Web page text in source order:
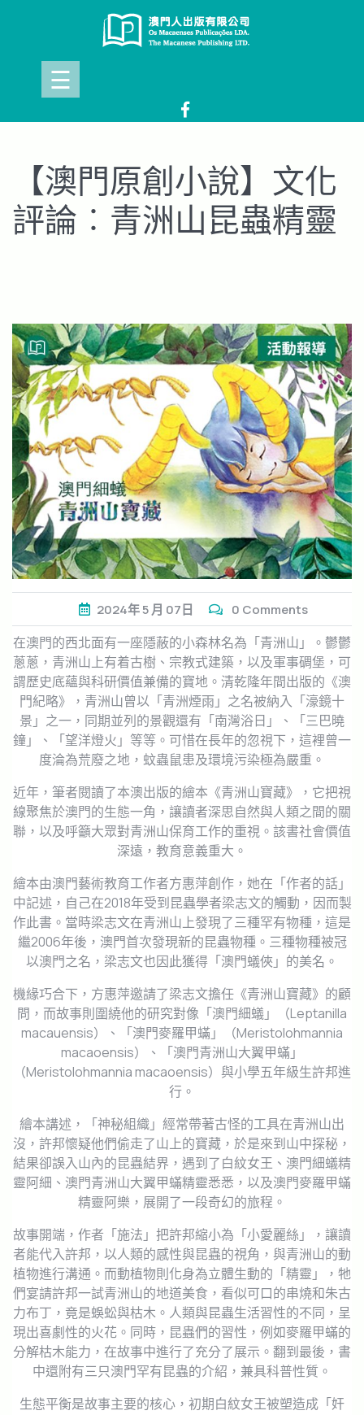
☰
【澳門原創小說】文化
評論︰青洲山昆蟲精靈
2024年5 月 07日 0 Comments
在澳門的西北面有一座隱蔽的小森林名為「青洲山」。鬱鬱
蔥蔥，青洲山上有着古樹、宗教式建築，以及軍事碉堡，可
謂歷史底蘊與科研價值兼備的寶地。清乾隆年間出版的《澳
門紀略》，青洲山曾以「青洲煙雨」之名被納入「濠鏡十
景」之一，同期並列的景觀還有「南灣浴日」、「三巴曉
鐘」、「望洋燈火」等等。可惜在長年的忽視下，這裡曾一
度淪為荒廢之地，蚊蟲鼠患及環境污染極為嚴重。
近年，筆者閱讀了本澳出版的繪本《青洲山寶藏》，它把視
線聚焦於澳門的生態一角，讓讀者深思自然與人類之間的關
聯，以及呼籲大眾對青洲山保育工作的重視。該書社會價值
深遠，教育意義重大。
繪本由澳門藝術教育工作者方惠萍創作，她在「作者的話」
中記述，自己在2018年受到昆蟲學者梁志文的觸動，因而製
作此書。當時梁志文在青洲山上發現了三種罕有物種，這是
繼2006年後，澳門首次發現新的昆蟲物種。三種物種被冠
以澳門之名，梁志文也因此獲得「澳門蟻俠」的美名。
機緣巧合下，方惠萍邀請了梁志文擔任《青洲山寶藏》的顧
問，而故事則圍繞他的研究對像「澳門細蟻」（Leptanilla
macauensis）、「澳門麥羅甲蟎」（Meristolohmannia
macaoensis）、「澳門青洲山大翼甲蟎」
（Meristolohmannia macaoensis）與小學五年級生許邦進
行。
繪本講述，「神秘組織」經常帶著古怪的工具在青洲山出
沒，許邦懷疑他們偷走了山上的寶藏，於是來到山中探秘，
結果卻誤入山內的昆蟲結界，遇到了白紋女王、澳門細蟻精
靈阿細、澳門青洲山大翼甲蟎精靈悉悉，以及澳門麥羅甲蟎
精靈阿樂，展開了一段奇幻的旅程。
故事開端，作者「施法」把許邦縮小為「小愛麗絲」，讓讀
者能代入許邦，以人類的感性與昆蟲的視角，與青洲山的動
植物進行溝通。而動植物則化身為立體生動的「精靈」，牠
們宴請許邦一試青洲山的地道美食，看似可口的串燒和朱古
力布丁，竟是蜈蚣與枯木。人類與昆蟲生活習性的不同，呈
現出喜劇性的火花。同時，昆蟲們的習性，例如麥羅甲蟎的
分解枯木能力，在故事中進行了充分了展示。翻到最後，書
中還附有三只澳門罕有昆蟲的介紹，兼具科普性質。
生態平衡是故事主要的核心，初期白紋女王被塑造成「奸